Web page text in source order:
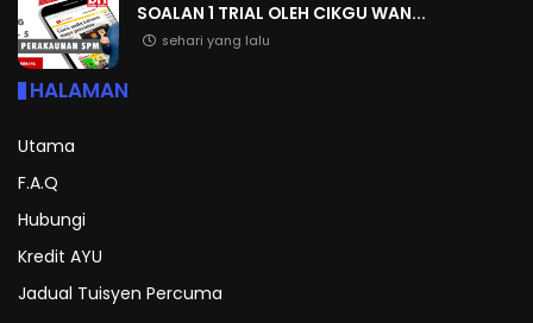
SOALAN 1 TRIAL OLEH CIKGU WAN...
sehari yang lalu
HALAMAN
Utama
F.A.Q
Hubungi
Kredit AYU
Jadual Tuisyen Percuma